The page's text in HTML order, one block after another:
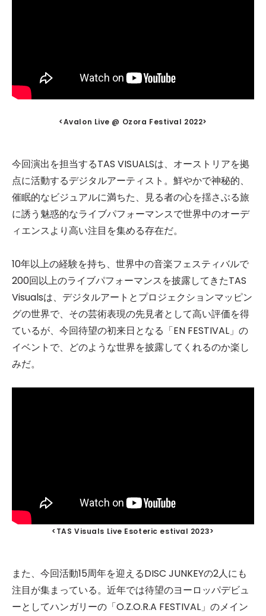
<Avalon Live @ Ozora Festival 2022>
今回演出を担当するTAS VISUALSは、オーストリアを拠
点に活動するデジタルアーティスト。鮮やかで神秘的、
催眠的なビジュアルに満ちた、見る者の心を揺さぶる旅
に誘う魅惑的なライブパフォーマンスで世界中のオーデ
ィエンスより高い注目を集める存在だ。
10年以上の経験を持ち、世界中の音楽フェスティバルで
200回以上のライブパフォーマンスを披露してきたTAS
Visualsは、デジタルアートとプロジェクションマッピン
グの世界で、その芸術表現の先見者として高い評価を得
ているが、今回待望の初来日となる「EN FESTIVAL」の
イベントで、どのような世界を披露してくれるのか楽し
みだ。
<TAS Visuals Live Esoteric estival 2023>
また、今回活動15周年を迎えるDISC JUNKEYの2人にも
注目が集まっている。近年では待望のヨーロッパデビュ
ーとしてハンガリーの「O.Z.O.R.A FESTIVAL」のメイン